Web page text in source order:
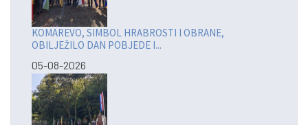
KOMAREVO, SIMBOL HRABROSTI I OBRANE,
OBILJEŽILO DAN POBJEDE I...
05-08-2026